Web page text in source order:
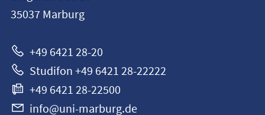
Marburg
35037 Marburg
+49 6421 28-20
Studifon +49 6421 28-22222
+49 6421 28-22500
info@uni-marburg.de